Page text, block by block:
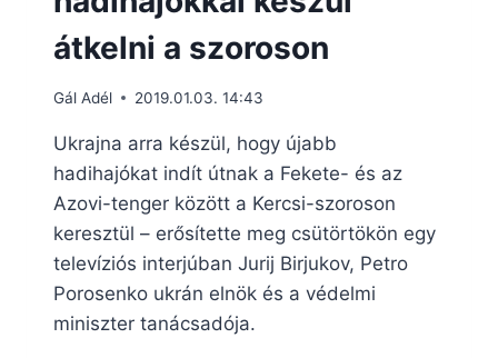
átkelni a szoroson
Gál Adél 2019.01.03. 14:43
Ukrajna arra készül, hogy újabb
hadihajókat indít útnak a Fekete- és az
Azovi-tenger között a Kercsi-szoroson
keresztül – erősítette meg csütörtökön egy
televíziós interjúban Jurij Birjukov, Petro
Porosenko ukrán elnök és a védelmi
miniszter tanácsadója.